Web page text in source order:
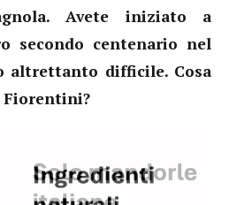
Avete iniziato a
secondo centenario nel
altrettanto difficile. Cosa